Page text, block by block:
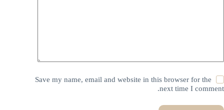
Save my name, email and website in this browser for the
next time I comment.